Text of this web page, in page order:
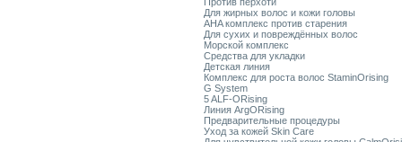
Для жирных волос и кожи головы
AHA комплекс против старения
Для сухих и повреждённых волос
Морской комплекс
Средства для укладки
Детская линия
Комплекс для роста волос StaminOrising
G System
5 ALF-ORising
Линия ArgORising
Предварительные процедуры
Уход за кожей Skin Care